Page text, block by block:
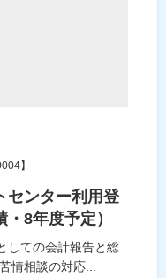
】
センター利用登
8年度予定）
しての会計報告と総
情相談の対応...